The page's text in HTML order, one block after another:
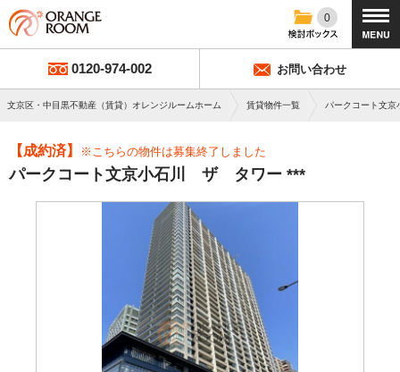
0
0120-974-002 お問い合わせ
文京区・中目黒不動産（賃貸）オレンジルームホーム 賃貸物件一覧 パークコート文
【成約済】 ※こちらの物件は募集終了しました
パークコート文京小石川 ザ タワー ***